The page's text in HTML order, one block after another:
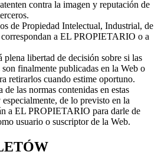
contra la imagen y reputación de
de Propiedad Intelectual, Industrial, de
a EL PROPIETARIO o a
libertad de decisión sobre si las
finalmente publicadas en la Web o
retirarlos cuando estime oportuno.
las normas contenidas en estas
de lo previsto en la
a EL PROPIETARIO para darle de
usuario o suscriptor de la Web.